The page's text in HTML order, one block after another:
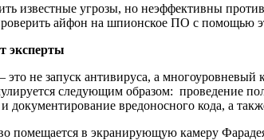
известные угрозы, но неэффективны
айфон на шпионское ПО с помощью
эксперты
не запуск антивируса, а
следующим образом: проведение
вредоносного кода, а
помещается в экранирующую камеру